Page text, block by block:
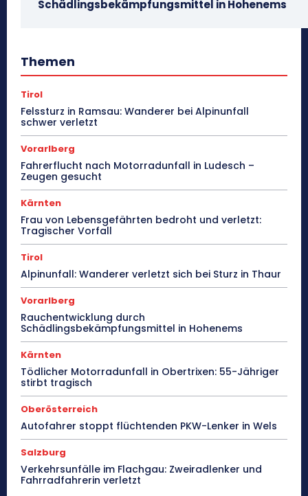
Schädlingsbekämpfungsmittel in Hohenems
Themen
Tirol
Felssturz in Ramsau: Wanderer bei Alpinunfall
schwer verletzt
Vorarlberg
Fahrerflucht nach Motorradunfall in Ludesch –
Zeugen gesucht
Kärnten
Frau von Lebensgefährten bedroht und verletzt:
Tragischer Vorfall
Tirol
Alpinunfall: Wanderer verletzt sich bei Sturz in Thaur
Vorarlberg
Rauchentwicklung durch
Schädlingsbekämpfungsmittel in Hohenems
Kärnten
Tödlicher Motorradunfall in Obertrixen: 55-Jähriger
stirbt tragisch
Oberösterreich
Autofahrer stoppt flüchtenden PKW-Lenker in Wels
Salzburg
Verkehrsunfälle im Flachgau: Zweiradlenker und
Fahrradfahrerin verletzt